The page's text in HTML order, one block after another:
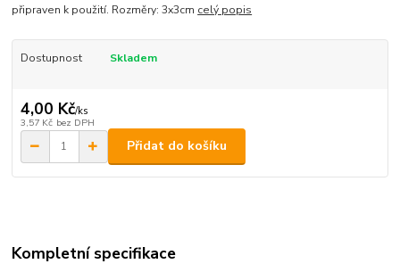
připraven k použití. Rozměry: 3x3cm celý popis
Dostupnost Skladem
4,00 Kč/ks
3,57 Kč bez DPH
Přidat do košíku
Kompletní specifikace